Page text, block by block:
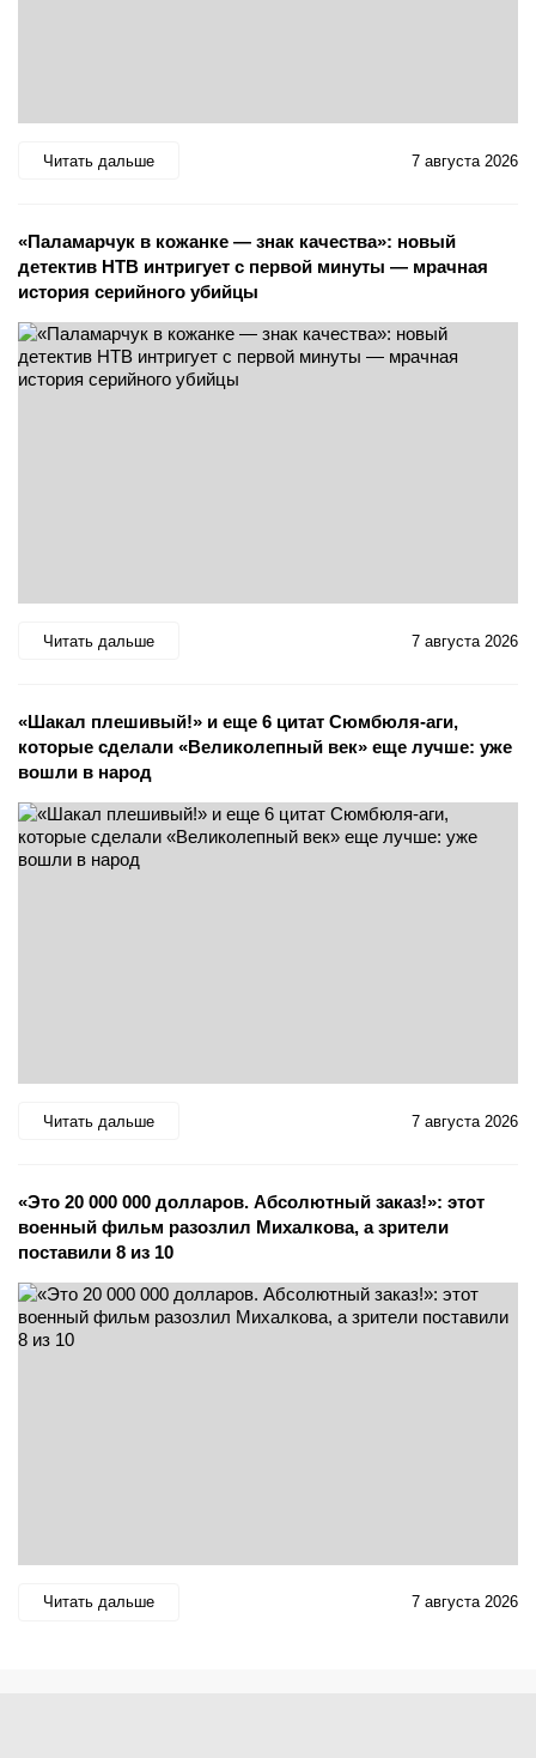
Читать дальше 7 августа 2026
«Паламарчук в кожанке — знак качества»: новый
детектив НТВ интригует с первой минуты — мрачная
история серийного убийцы
Читать дальше 7 августа 2026
«Шакал плешивый!» и еще 6 цитат Сюмбюля-аги,
которые сделали «Великолепный век» еще лучше: уже
вошли в народ
Читать дальше 7 августа 2026
«Это 20 000 000 долларов. Абсолютный заказ!»: этот
военный фильм разозлил Михалкова, а зрители
поставили 8 из 10
Читать дальше 7 августа 2026